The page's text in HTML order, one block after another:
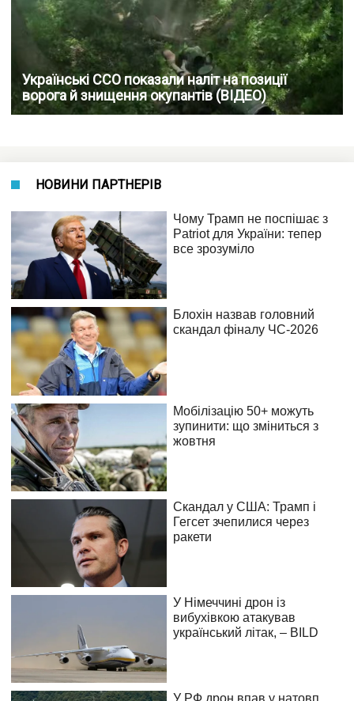
Українські ССО показали наліт на позиції
ворога й знищення окупантів (ВІДЕО)
НОВИНИ ПАРТНЕРІВ